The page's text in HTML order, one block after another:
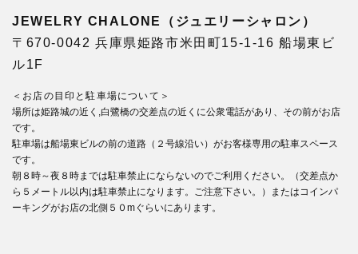
JEWELRY CHALONE（ジュエリーシャロン）
〒670-0042 兵庫県姫路市米田町15-1-16 船場東ビ
ル1F
＜お店の目印と駐車場について＞
場所は姫路城の近く,白鷺橋の交差点の近くに公衆電話があり、その前がお店
です。
駐車場は船場東ビルの前の道路（２号線沿い）がお客様専用の駐車スペース
です。
朝８時～夜８時までは駐車禁止にならないのでご利用ください。（交差点か
ら５メートル以内は駐車禁止になります。ご注意下さい。）またはコインパ
ーキングがお店の北側５０mぐらいにあります。